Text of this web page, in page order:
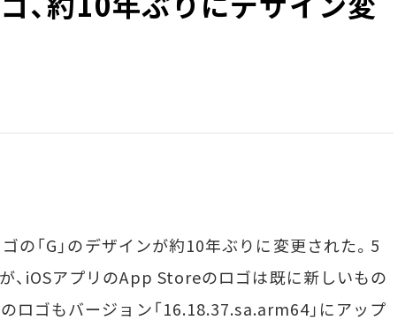
「G」のデザインが約10年ぶりに変更された。5
、iOSアプリのApp Storeのロゴは既に新しいもの
ロゴもバージョン「16.18.37.sa.arm64」にアップ